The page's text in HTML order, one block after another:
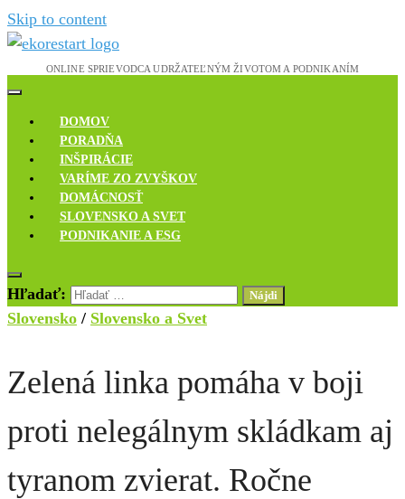
Skip to content
Ekoreštart
Novinky, rozhovory a inšpirácie
DOMOV
PORADŇA
INŠPIRÁCIE
VARÍME ZO ZVYŠKOV
DOMÁCNOSŤ
SLOVENSKO A SVET
PODNIKANIE A ESG
Hľadať:
Slovensko / Slovensko a Svet
Zelená linka pomáha v boji
proti nelegálnym skládkam aj
tyranom zvierat. Ročne